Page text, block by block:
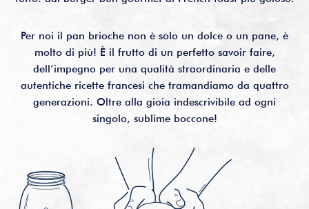
Per noi il pan brioche non è solo un dolce o un pane, è
molto di più! È il frutto di un perfetto savoir faire,
dell’impegno per una qualità straordinaria e delle
autentiche ricette francesi che tramandiamo da quattro
generazioni. Oltre alla gioia indescrivibile ad ogni
singolo, sublime boccone!